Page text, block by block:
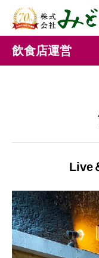
飲食店運営
Live